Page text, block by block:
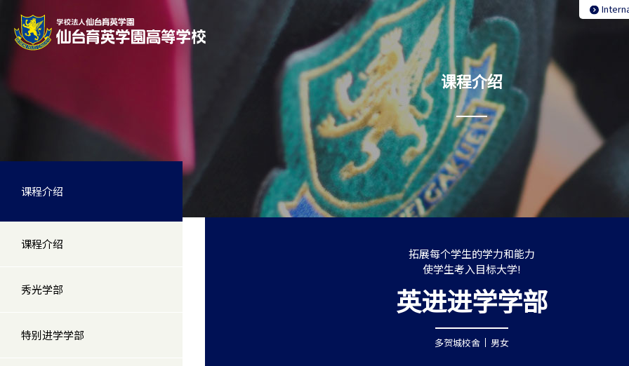
课程介绍
拓展每个学生的学力和能力
使学生考入目标大学!
英进进学学部
多贺城校舍 男女
课程介绍
课程介绍
秀光学部
特别进学学部